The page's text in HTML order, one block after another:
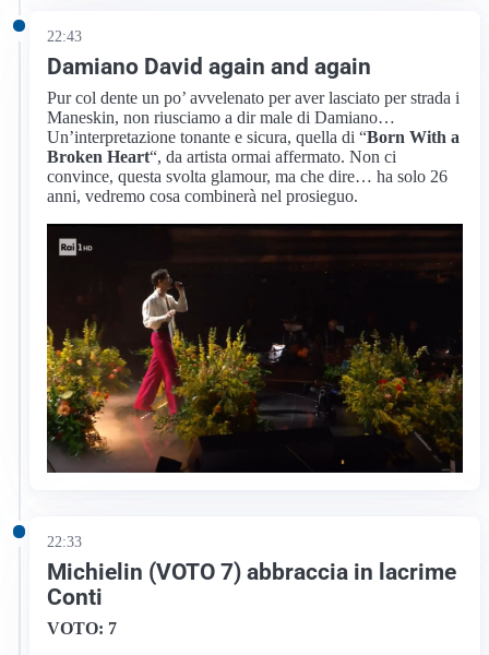
22:43
Damiano David again and again
Pur col dente un po’ avvelenato per aver lasciato per strada i
Maneskin, non riusciamo a dir male di Damiano…
Un’interpretazione tonante e sicura, quella di “Born With a
Broken Heart“, da artista ormai affermato. Non ci
convince, questa svolta glamour, ma che dire… ha solo 26
anni, vedremo cosa combinerà nel prosieguo.
22:33
Michielin (VOTO 7) abbraccia in lacrime
Conti
VOTO: 7